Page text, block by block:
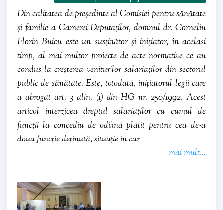
Din calitatea de președinte al Comisiei pentru sănătate
și familie a Camerei Deputaților, domnul dr. Corneliu
Florin Buicu este un susținător și inițiator, în același
timp, al mai multor proiecte de acte normative ce au
condus la creșterea veniturilor salariaților din sectorul
public de sănătate. Este, totodată, inițiatorul legii care
a abrogat art. 3 alin. (1) din HG nr. 250/1992. Acest
articol interzicea dreptul salariaților cu cumul de
funcții la concediu de odihnă plătit pentru cea de-a
doua funcție deținută, situație în car
mai mult...